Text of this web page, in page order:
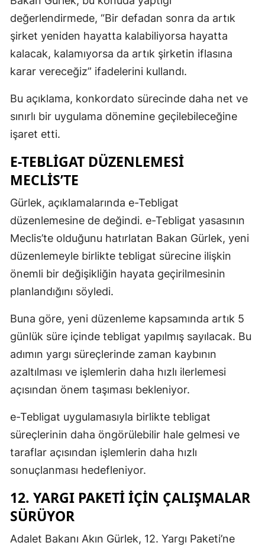
değerlendirmede, “Bir defadan sonra da artık
şirket yeniden hayatta kalabiliyorsa hayatta
kalacak, kalamıyorsa da artık şirketin iflasına
karar vereceğiz” ifadelerini kullandı.
Bu açıklama, konkordato sürecinde daha net ve
sınırlı bir uygulama dönemine geçilebileceğine
işaret etti.
E-TEBLIGAT DÜZENLEMESI
MECLIS’TE
Gürlek, açıklamalarında e-Tebligat
düzenlemesine de değindi. e-Tebligat yasasının
Meclis’te olduğunu hatırlatan Bakan Gürlek, yeni
düzenlemeyle birlikte tebligat sürecine ilişkin
önemli bir değişikliğin hayata geçirilmesinin
planlandığını söyledi.
Buna göre, yeni düzenleme kapsamında artık 5
günlük süre içinde tebligat yapılmış sayılacak. Bu
adımın yargı süreçlerinde zaman kaybının
azaltılması ve işlemlerin daha hızlı ilerlemesi
açısından önem taşıması bekleniyor.
e-Tebligat uygulamasıyla birlikte tebligat
süreçlerinin daha öngörülebilir hale gelmesi ve
taraflar açısından işlemlerin daha hızlı
sonuçlanması hedefleniyor.
12. YARGI PAKETI İÇIN ÇALIŞMALAR
SÜRÜYOR
Adalet Bakanı Akın Gürlek, 12. Yargı Paketi’ne